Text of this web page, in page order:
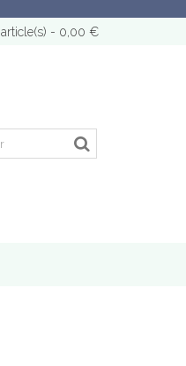
article(s) - 0,00 €